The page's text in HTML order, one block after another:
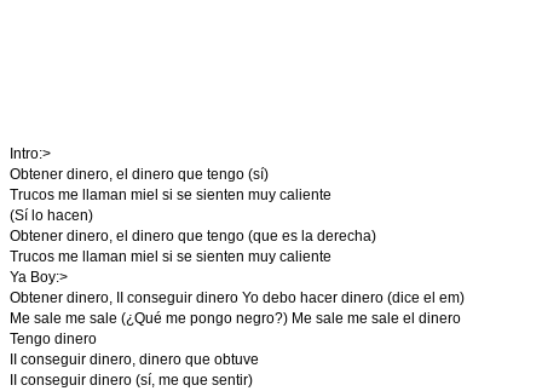
Intro:>
Obtener dinero, el dinero que tengo (sí)
Trucos me llaman miel si se sienten muy caliente
(Sí lo hacen)
Obtener dinero, el dinero que tengo (que es la derecha)
Trucos me llaman miel si se sienten muy caliente
Ya Boy:>
Obtener dinero, II conseguir dinero Yo debo hacer dinero (dice el em)
Me sale me sale (¿Qué me pongo negro?) Me sale me sale el dinero
Tengo dinero
II conseguir dinero, dinero que obtuve
II conseguir dinero (sí, me que sentir)